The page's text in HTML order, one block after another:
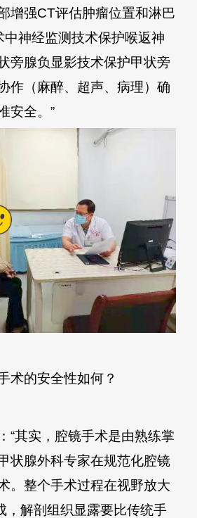
增强CT评估肿瘤位置和淋巴
神经监测技术保护喉返神
旁腺负显影技术保护甲状旁
作（麻醉、超声、病理）确
安全。”
的安全性如何？
实，腔镜手术是由熟练掌
状腺外科专家在规范化腔镜
。整个手术过程在视野放大
，解剖组织显露要比传统手